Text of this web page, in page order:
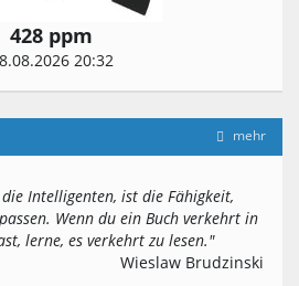
428 ppm
20:32
mehr
Intelligenten, ist die Fähigkeit,
Wenn du ein Buch verkehrt in
lerne, es verkehrt zu lesen."
Wieslaw Brudzinski